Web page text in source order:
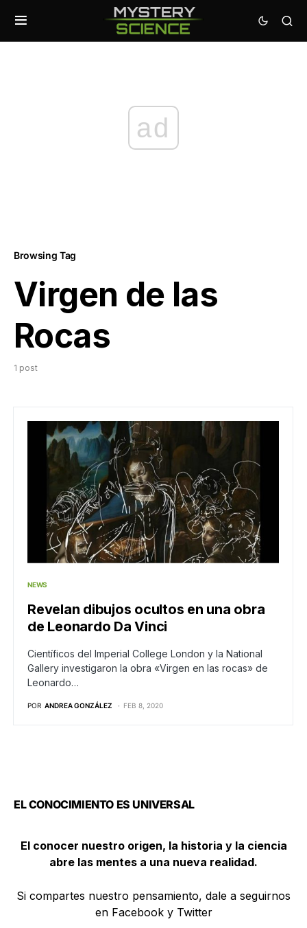
ad
Browsing Tag
Virgen de las
Rocas
1 post
NEWS
Revelan dibujos ocultos en una obra
de Leonardo Da Vinci
Científicos del Imperial College London y la National
Gallery investigaron la obra «Virgen en las rocas» de
Leonardo…
POR ANDREA GONZÁLEZ FEB 8, 2020
EL CONOCIMIENTO ES UNIVERSAL
El conocer nuestro origen, la historia y la ciencia
abre las mentes a una nueva realidad.
Si compartes nuestro pensamiento, dale a seguirnos
en Facebook y Twitter